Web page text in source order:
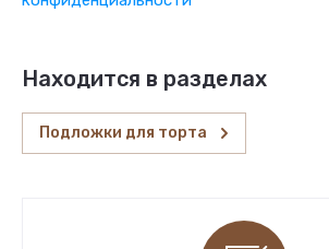
Находится в разделах
Подложки для торта